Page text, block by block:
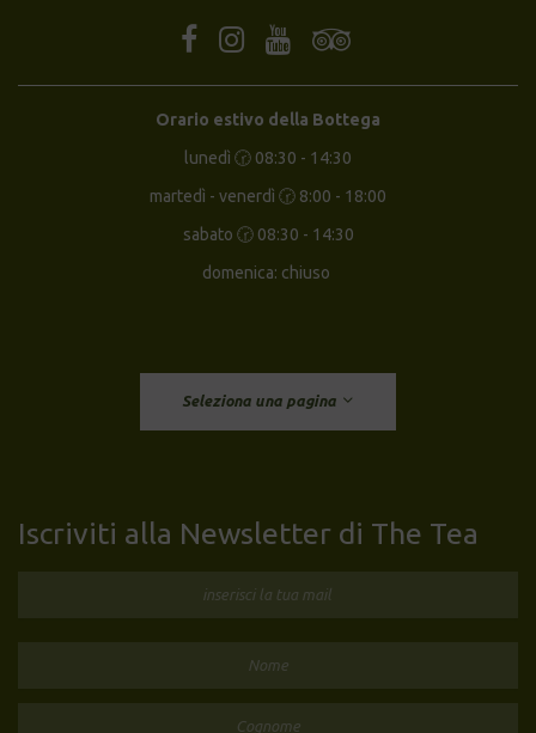
Orario estivo della Bottega
lunedì 🕝 08:30 - 14:30
martedì - venerdì 🕝 8:00 - 18:00
sabato 🕝 08:30 - 14:30
domenica: chiuso
Seleziona una pagina
Iscriviti alla Newsletter di The Tea